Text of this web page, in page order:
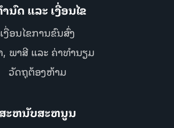
ນົດ ແລະ ເງື່ອນໄຂ
ເງື່ອນໄຂການຂົນສົ່ງ
, ພາສີ ແລະ ຄ່າທຳນຽມ
ວັດຖຸຕ້ອງຫ້າມ
ສະຫນັບສະຫນູນ